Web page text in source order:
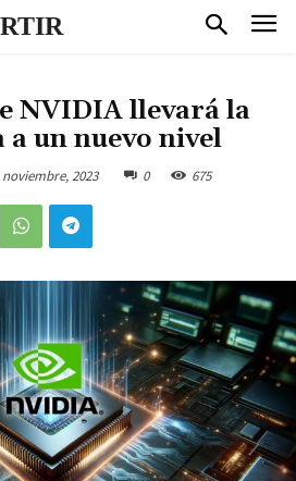
NVIDIA llevará la
un nuevo nivel
noviembre, 2023 0 675